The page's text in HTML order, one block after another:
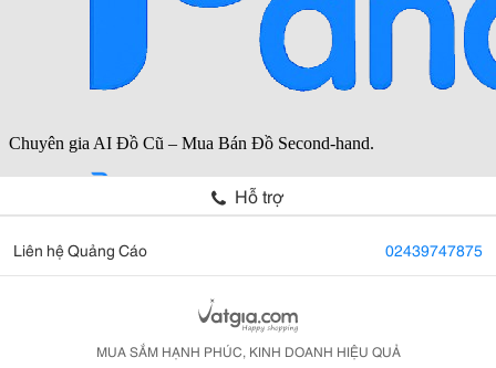
Hỗ trợ
Liên hệ Quảng Cáo 02439747875
MUA SẮM HẠNH PHÚC, KINH DOANH HIỆU QUẢ